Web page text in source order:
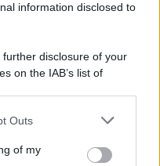
information disclosed to
disclosure of your
on the IAB’s list of
by us to third parties
Outs
of my